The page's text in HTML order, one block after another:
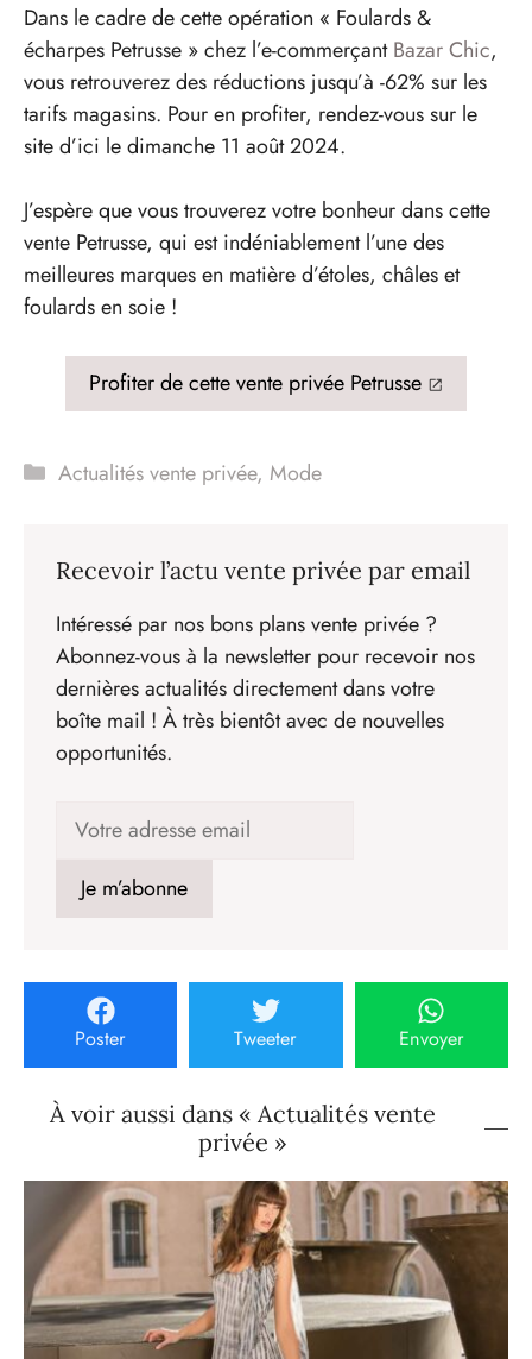
Dans le cadre de cette opération « Foulards &
écharpes Petrusse » chez l’e-commerçantBazar Chic,
vous retrouverez des réductions jusqu’à -62% sur les
tarifs magasins. Pour en profiter, rendez-vous sur le
site d’ici le dimanche 11 août 2024.
J’espère que vous trouverez votre bonheur dans cette
vente Petrusse, qui est indéniablement l’une des
meilleures marques en matière d’étoles, châles et
foulards en soie !
Profiter de cette vente privée Petrusse
Catégories
Actualités vente privée, Mode
Recevoir l’actu vente privée par email
Intéressé par nos bons plans vente privée ?
Abonnez-vous à la newsletter pour recevoir nos
dernières actualités directement dans votre
boîte mail ! À très bientôt avec de nouvelles
opportunités.
Poster Tweeter Envoyer
À voir aussi dans « Actualités vente
privée »